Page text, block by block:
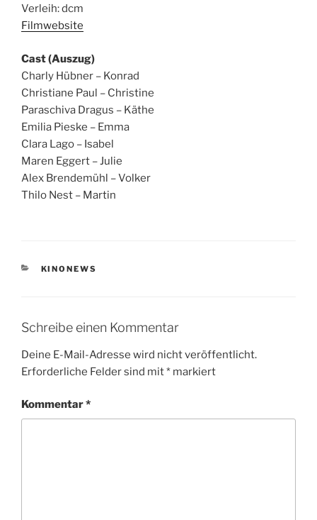
Verleih: dcm
Filmwebsite
Cast (Auszug)
Charly Hübner – Konrad
Christiane Paul – Christine
Paraschiva Dragus – Käthe
Emilia Pieske – Emma
Clara Lago – Isabel
Maren Eggert – Julie
Alex Brendemühl – Volker
Thilo Nest – Martin
KATEGORIEN
KINONEWS
Schreibe einen Kommentar
Deine E-Mail-Adresse wird nicht veröffentlicht.
Erforderliche Felder sind mit* markiert
Kommentar*